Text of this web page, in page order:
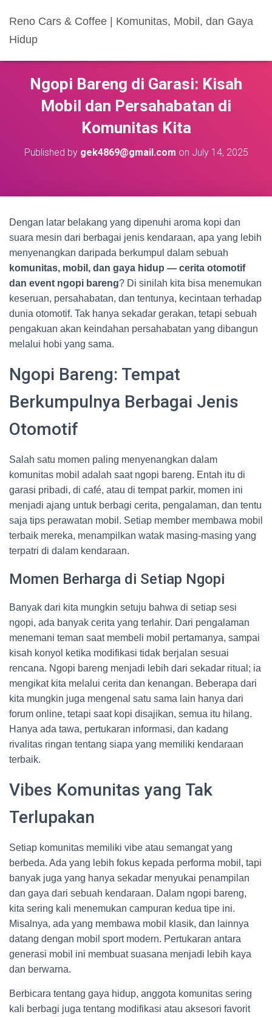
Reno Cars & Coffee | Komunitas, Mobil, dan Gaya
Hidup
Ngopi Bareng di Garasi: Kisah
Mobil dan Persahabatan di
Komunitas Kita
Published by gek4869@gmail.com on July 14, 2025
Dengan latar belakang yang dipenuhi aroma kopi dan
suara mesin dari berbagai jenis kendaraan, apa yang lebih
menyenangkan daripada berkumpul dalam sebuah
komunitas, mobil, dan gaya hidup — cerita otomotif
dan event ngopi bareng? Di sinilah kita bisa menemukan
keseruan, persahabatan, dan tentunya, kecintaan terhadap
dunia otomotif. Tak hanya sekadar gerakan, tetapi sebuah
pengakuan akan keindahan persahabatan yang dibangun
melalui hobi yang sama.
Ngopi Bareng: Tempat
Berkumpulnya Berbagai Jenis
Otomotif
Salah satu momen paling menyenangkan dalam
komunitas mobil adalah saat ngopi bareng. Entah itu di
garasi pribadi, di café, atau di tempat parkir, momen ini
menjadi ajang untuk berbagi cerita, pengalaman, dan tentu
saja tips perawatan mobil. Setiap member membawa mobil
terbaik mereka, menampilkan watak masing-masing yang
terpatri di dalam kendaraan.
Momen Berharga di Setiap Ngopi
Banyak dari kita mungkin setuju bahwa di setiap sesi
ngopi, ada banyak cerita yang terlahir. Dari pengalaman
menemani teman saat membeli mobil pertamanya, sampai
kisah konyol ketika modifikasi tidak berjalan sesuai
rencana. Ngopi bareng menjadi lebih dari sekadar ritual; ia
mengikat kita melalui cerita dan kenangan. Beberapa dari
kita mungkin juga mengenal satu sama lain hanya dari
forum online, tetapi saat kopi disajikan, semua itu hilang.
Hanya ada tawa, pertukaran informasi, dan kadang
rivalitas ringan tentang siapa yang memiliki kendaraan
terbaik.
Vibes Komunitas yang Tak
Terlupakan
Setiap komunitas memiliki vibe atau semangat yang
berbeda. Ada yang lebih fokus kepada performa mobil, tapi
banyak juga yang hanya sekadar menyukai penampilan
dan gaya dari sebuah kendaraan. Dalam ngopi bareng,
kita sering kali menemukan campuran kedua tipe ini.
Misalnya, ada yang membawa mobil klasik, dan lainnya
datang dengan mobil sport modern. Pertukaran antara
generasi mobil ini membuat suasana menjadi lebih kaya
dan berwarna.
Berbicara tentang gaya hidup, anggota komunitas sering
kali berbagi juga tentang modifikasi atau aksesori favorit